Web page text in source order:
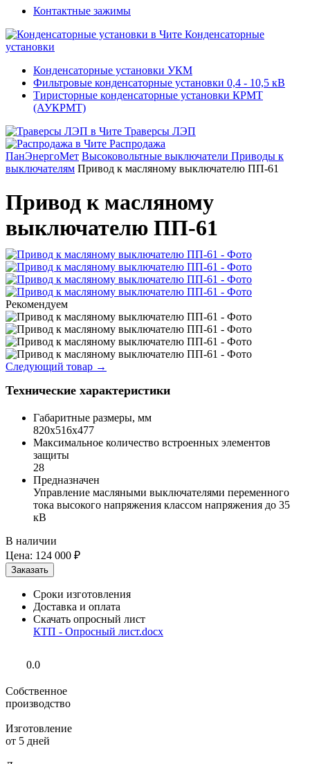
Контактные зажимы
Конденсаторные
установки
Конденсаторные установки УКМ
Фильтровые конденсаторные установки 0,4 - 10,5 кВ
Тиристорные конденсаторные установки КРМТ
(АУКРМТ)
Траверсы ЛЭП
Распродажа
ПанЭнергоМет Высоковольтные выключатели Приводы к
выключателям Привод к масляному выключателю ПП-61
Привод к масляному
выключателю ПП-61
Рекомендуем
Следующий товар →
Технические характеристики
Габаритные размеры, мм
820х516х477
Максимальное количество встроенных элементов
защиты
28
Предназначен
Управление масляными выключателями переменного
тока высокого напряжения классом напряжения до 35
кВ
В наличии
Цена: 124 000 ₽
Сроки изготовления
Доставка и оплата
Скачать опросный лист
КТП - Опросный лист.docx
0.0
Собственное
производство
Изготовление
от 5 дней